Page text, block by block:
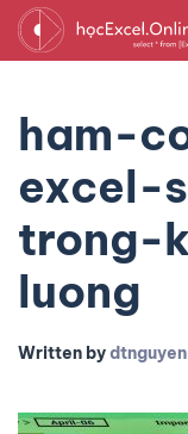
ham-
excel-
trong-
luong
Written bydtnguyen